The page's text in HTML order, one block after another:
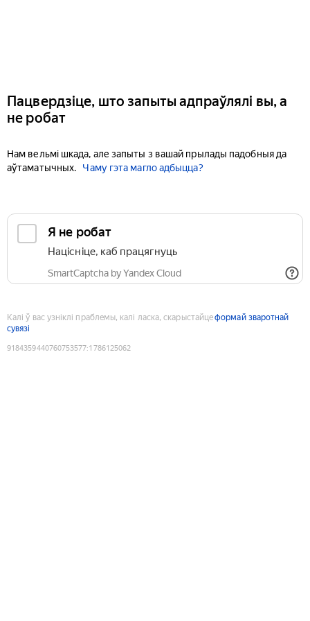
Пацвердзіце, што запыты адпраўлялі вы, а
не робат
Нам вельмі шкада, але запыты з вашай прылады падобныя да
аўтаматычных.
Чаму гэта магло адбыцца?
Я не робат
Націсніце, каб працягнуць
SmartCaptcha by Yandex Cloud
Калі ў вас узніклі праблемы, калі ласка, скарыстайцеформай зваротнай
сувязі
9184359440760753577:1786125062